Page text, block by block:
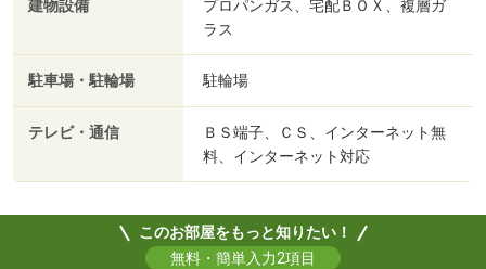
建物設備
プロパンガス、宅配ＢＯＸ、複層ガ
ラス
駐車場・駐輪場 駐輪場
テレビ・通信
ＢＳ端子、ＣＳ、インターネット無
料、インターネット対応
このお部屋をもっと知りたい！
無料・簡単入力2項目